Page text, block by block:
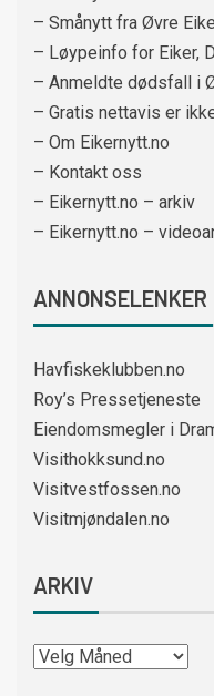
– Smånytt fra Øvre
– Løypeinfo for Eiker,
– Anmeldte dødsfall i
– Gratis nettavis er
– Om Eikernytt.no
– Kontakt oss
– Eikernytt.no – arkiv
– Eikernytt.no –
ANNONSELENKER
Havfiskeklubben.no
Roy’s Pressetjeneste
Eiendomsmegler i
Visithokksund.no
Visitvestfossen.no
Visitmjøndalen.no
ARKIV